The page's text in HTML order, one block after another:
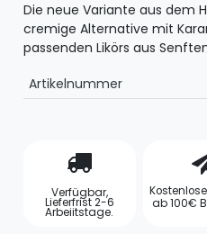
Die neue Variante aus dem
cremige Alternative mit
passenden Likörs aus
Artikelnummer
Verfügbar,
Lieferfrist 2-6
Arbeiitstage.
ab 100€